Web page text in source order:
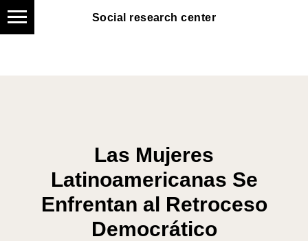
Social research center
Social research center
Las Mujeres
Latinoamericanas Se
Enfrentan al Retroceso
Democrático